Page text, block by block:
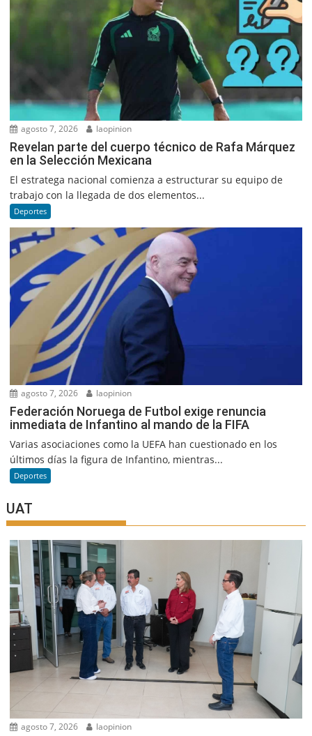
agosto 7, 2026 laopinion
Revelan parte del cuerpo técnico de Rafa Márquez
en la Selección Mexicana
El estratega nacional comienza a estructurar su equipo de
trabajo con la llegada de dos elementos...
Deportes
agosto 7, 2026 laopinion
Federación Noruega de Futbol exige renuncia
inmediata de Infantino al mando de la FIFA
Varias asociaciones como la UEFA han cuestionado en los
últimos días la figura de Infantino, mientras...
Deportes
UAT
agosto 7, 2026 laopinion